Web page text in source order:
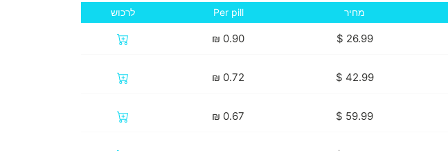
מחיר Per pill לרכוש
‏26.99 ‏$
0.90
₪
‏42.99 ‏$
0.72
₪
0.67
₪